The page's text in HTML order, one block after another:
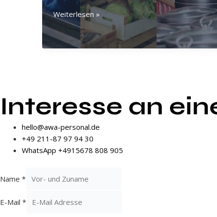
Zeitarbeit
Ihrer
Branche:
Weiterlesen »
Interesse an
hello@awa-personal.de
+49 211-87 97 94 30
WhatsApp +4915678 808 905
Name *
E-Mail *